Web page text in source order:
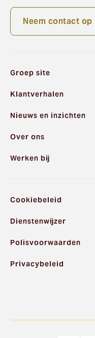
Neem contact op
Groep site
Klantverhalen
Nieuws en inzichten
Over ons
Werken bij
Cookiebeleid
Dienstenwijzer
Polisvoorwaarden
Privacybeleid